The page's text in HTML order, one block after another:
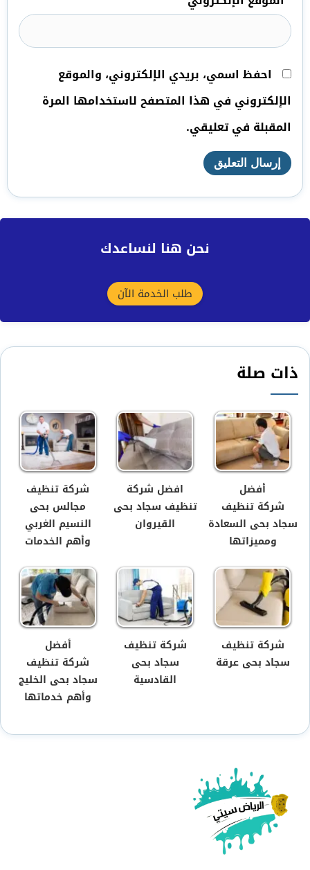
احفظ اسمي، بريدي الإلكتروني، والموقع
الإلكتروني في هذا المتصفح لاستخدامها المرة
المقبلة في تعليقي.
نحن هنا لنساعدك
طلب الخدمة الآن
ذات صلة
أفضل
شركة تنظيف
سجاد بحى السعادة
ومميزاتها
افضل شركة
تنظيف سجاد بحى
القيروان
شركة تنظيف
مجالس بحى
النسيم الغربي
وأهم الخدمات
شركة تنظيف
سجاد بحى عرقة
شركة تنظيف
سجاد بحى
القادسية
أفضل
شركة تنظيف
سجاد بحى الخليج
وأهم خدماتها